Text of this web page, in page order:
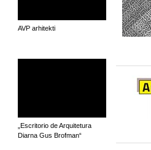
AVP arhitekti
„Escritorio de Arquitetura
Diarna Gus Brofman“